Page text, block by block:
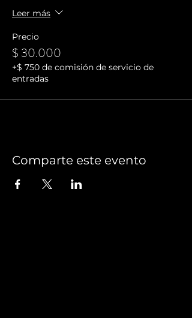
Leer más
Precio
$ 30.000
+$ 750 de comisión de servicio de
entradas
Comparte este evento